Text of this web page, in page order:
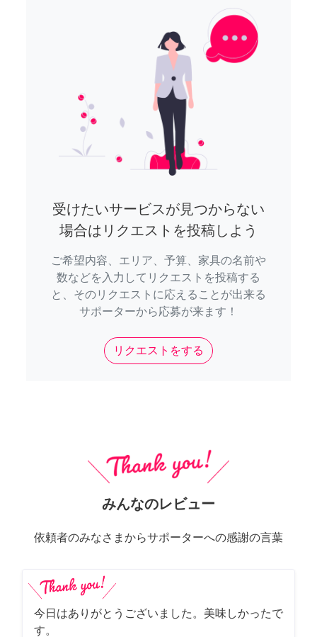
受けたいサービスが見つからない
場合はリクエストを投稿しよう
ご希望内容、エリア、予算、家具の名前や
数などを入力してリクエストを投稿する
と、そのリクエストに応えることが出来る
サポーターから応募が来ます！
リクエストをする
みんなのレビュー
依頼者のみなさまからサポーターへの感謝の言葉
今日はありがとうございました。美味しかったで
す。